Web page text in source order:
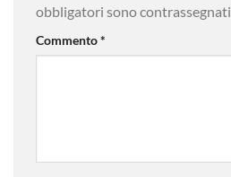
obbligatori sono contrassegnati
Commento*